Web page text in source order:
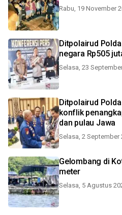
Rabu, 19 November
Ditpolairud
negara Rp505
Selasa, 23
Ditpolairud
konflik
dan pulau Jawa
Selasa, 2 September
Gelombang di
meter
Selasa, 5 Agustus